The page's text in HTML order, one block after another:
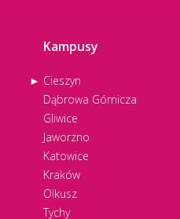
Kampusy
Cieszyn
Dąbrowa Górnicza
Gliwice
Jaworzno
Katowice
Kraków
Olkusz
Tychy